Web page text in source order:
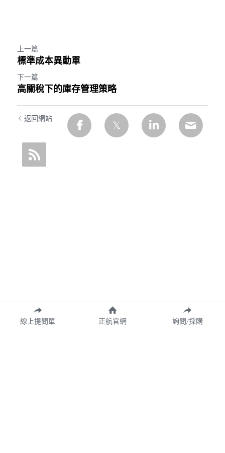
上一篇
標準成本異動單
下一篇
高關稅下的庫存管理策略
返回網站
線上提問單 正航官網 詢問/採購